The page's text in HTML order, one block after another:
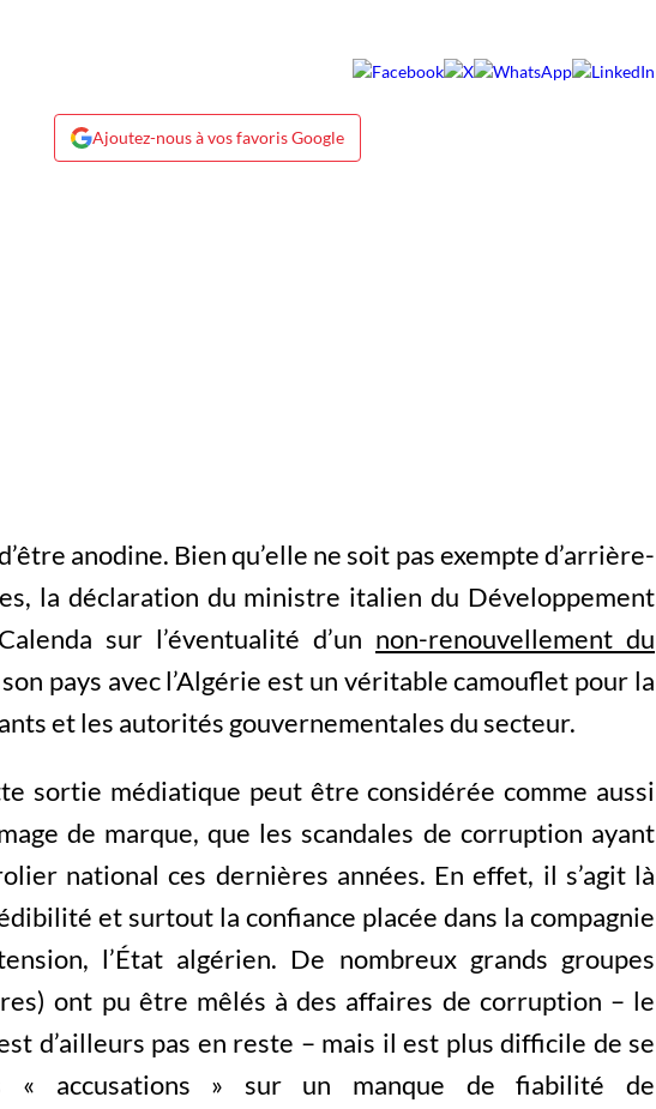
Ajoutez-nous à vos favoris Google
anodine. Bien qu’elle ne soit pas exempte d’arrière-
la déclaration du ministre italien du Développement
sur l’éventualité d’un non-renouvellement du
pays avec l’Algérie est un véritable camouflet pour la
et les autorités gouvernementales du secteur.
sortie médiatique peut être considérée comme aussi
de marque, que les scandales de corruption ayant
national ces dernières années. En effet, il s’agit là
et surtout la confiance placée dans la compagnie
l’État algérien. De nombreux grands groupes
ont pu être mêlés à des affaires de corruption – le
d’ailleurs pas en reste – mais il est plus difficile de se
« accusations » sur un manque de fiabilité de